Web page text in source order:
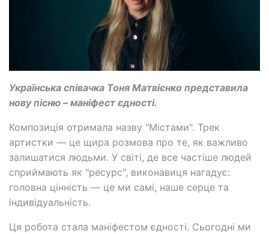
Українська співачка Тоня Матвієнко представила
нову пісню – маніфест єдності.
Композиція отримала назву "Містами". Трек
артистки — це щира розмова про те, як важливо
залишатися людьми. У світі, де все частіше людей
сприймають як "ресурс", виконавиця нагадує:
головна цінність — це ми самі, наше серце та
індивідуальність.
Ця робота стала маніфестом єдності. Сьогодні ми